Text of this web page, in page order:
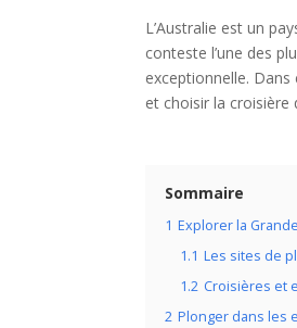
L’Australie est un
conteste l’une des
exceptionnelle.
et choisir la croisière
Sommaire
1 Explorer la
1.1 Les sites de
1.2 Croisières et
2 Plonger dans les